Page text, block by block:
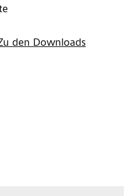
den Downloads